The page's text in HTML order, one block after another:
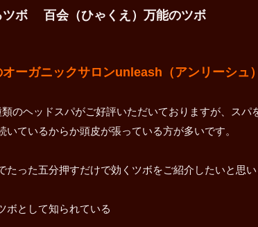
ツボ 百会（ひゃくえ）万能のツボ
オーガニックサロンunleash（アンリーシュ
のヘッドスパがご好評いただいておりますが、ス
いているからか頭皮が張っている方が多いです。
たった五分押すだけで効くツボをご紹介したいと思い
ボとして知られている